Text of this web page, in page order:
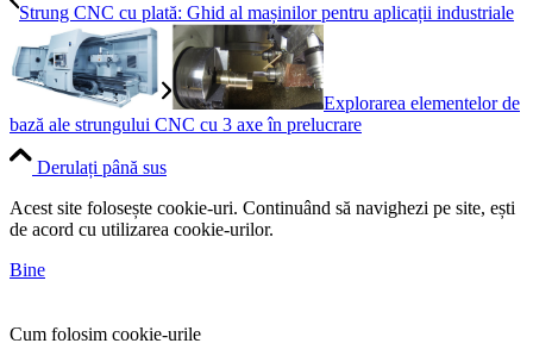
Strung CNC cu plată: Ghid al mașinilor pentru aplicații industriale
Explorarea elementelor de
bază ale strungului CNC cu 3 axe în prelucrare
Derulați până sus
Acest site folosește cookie-uri. Continuând să navighezi pe site, ești
de acord cu utilizarea cookie-urilor.
Bine
Cum folosim cookie-urile